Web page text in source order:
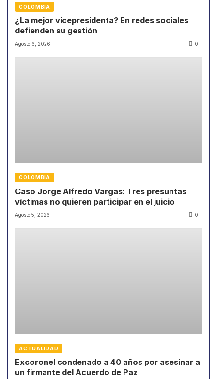
COLOMBIA
¿La mejor vicepresidenta? En redes sociales
defienden su gestión
Agosto 6, 2026 0
COLOMBIA
Caso Jorge Alfredo Vargas: Tres presuntas
víctimas no quieren participar en el juicio
Agosto 5, 2026 0
ACTUALIDAD
Excoronel condenado a 40 años por asesinar a
un firmante del Acuerdo de Paz